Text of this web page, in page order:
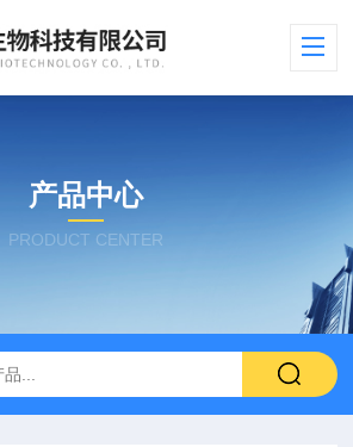
产品中心
PRODUCT CENTER